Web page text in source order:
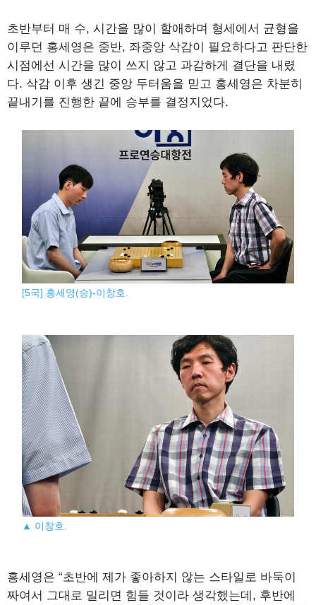
초반부터 매 수, 시간을 많이 할애하며 형세에서 균형을
이루던 홍세영은 중반, 좌중앙 삭감이 필요하다고 판단한
시점에선 시간을 많이 쓰지 않고 과감하게 결단을 내렸
다. 삭감 이후 생긴 중앙 두터움을 믿고 홍세영은 차분히
끝내기를 진행한 끝에 승부를 결정지었다.
[5국] 홍세영(승)-이창호.
▲ 이창호.
홍세영은 “초반에 제가 좋아하지 않는 스타일로 바둑이
짜여서 그대로 밀리면 힘들 것이라 생각했는데, 후반에